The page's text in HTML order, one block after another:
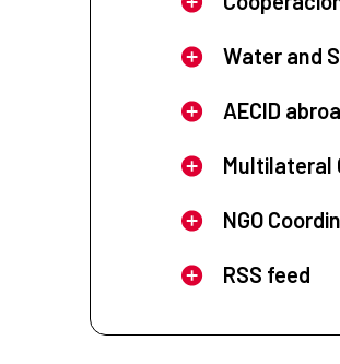
Water and
AECID
Multilateral
NGO
RSS feed